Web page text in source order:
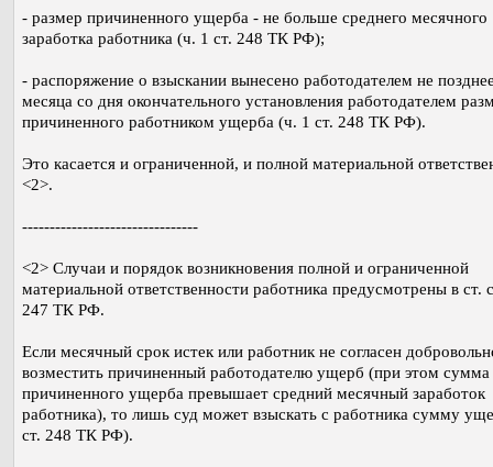
- размер причиненного ущерба - не больше среднего месячного
заработка работника (ч. 1 ст. 248 ТК РФ);
- распоряжение о взыскании вынесено работодателем не
месяца со дня окончательного установления работодателем
причиненного работником ущерба (ч. 1 ст. 248 ТК РФ).
Это касается и ограниченной, и полной материальной
<2>.
--------------------------------
<2> Случаи и порядок возникновения полной и ограниченной
материальной ответственности работника предусмотрены в ст.
247 ТК РФ.
Если месячный срок истек или работник не согласен
возместить причиненный работодателю ущерб (при этом сумма
причиненного ущерба превышает средний месячный заработок
работника), то лишь суд может взыскать с работника сумму
ст. 248 ТК РФ).